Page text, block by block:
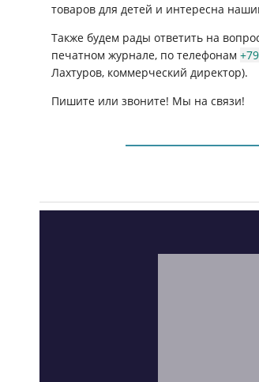
товаров для детей и интересна
Также будем рады ответить на
печатном журнале, по телефонам
Лахтуров, коммерческий директор).
Пишите или звоните! Мы на связи!